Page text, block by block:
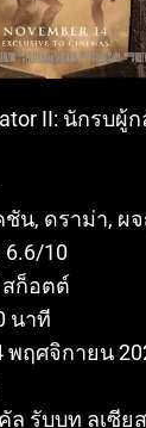
II: นักรบผู้
น, ดราม่า, ผ
6.6/10
ก็อตต์
นาที
พฤศจิกายน
ล รับบท ลูเซียส